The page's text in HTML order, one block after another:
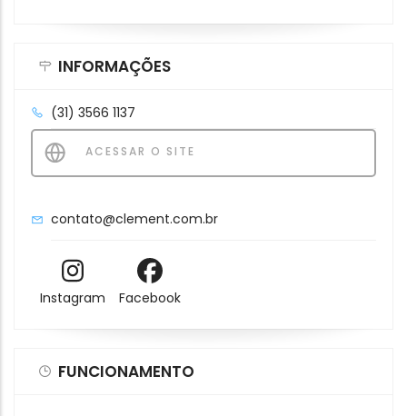
INFORMAÇÕES
(31) 3566 1137
ACESSAR O SITE
contato@clement.com.br
Instagram Facebook
FUNCIONAMENTO